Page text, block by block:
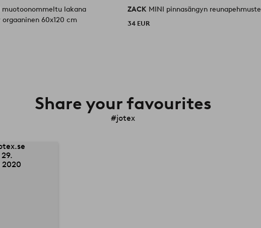
muotoonommeltu lakana
orgaaninen 60x120 cm
ZACK MINI pinnasängyn reunapehmuste
34 EUR
Share your favourites
#jotex